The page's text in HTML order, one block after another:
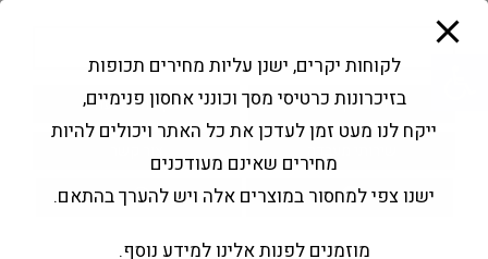
פתח סרגל נגישות
Products
search
החשבון שלי בקשה להצעה
לקוחות יקרים, ישנן עליות מחירים תכופות
בזיכרונות כרטיסי מסך וכונני אחסון פנימיים,
ייקח לנו מעט זמן לעדכן את כל האתר ויכולים להיות
מחירים שאינם מעודכנים
ישנו צפי למחסור במוצרים אלה ויש להערך בהתאם.
מוזמנים לפנות אלינו למידע נוסף.